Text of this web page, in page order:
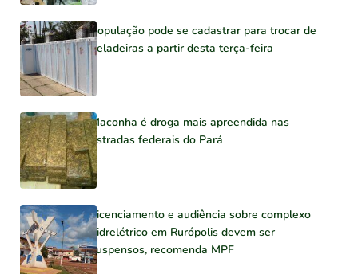
População pode se cadastrar para trocar de
geladeiras a partir desta terça-feira
Maconha é droga mais apreendida nas
estradas federais do Pará
Licenciamento e audiência sobre complexo
hidrelétrico em Rurópolis devem ser
suspensos, recomenda MPF